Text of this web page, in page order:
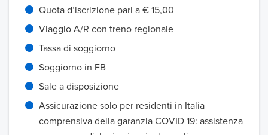
Quota d’iscrizione pari a € 15,00
Viaggio A/R con treno regionale
Tassa di soggiorno
Soggiorno in FB
Sale a disposizione
Assicurazione solo per residenti in Italia
comprensiva della garanzia COVID 19: assistenza